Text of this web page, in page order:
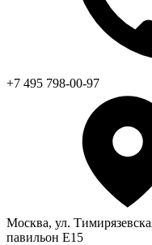
+7 495 798-00-97
Москва, ул.
павильон Е15